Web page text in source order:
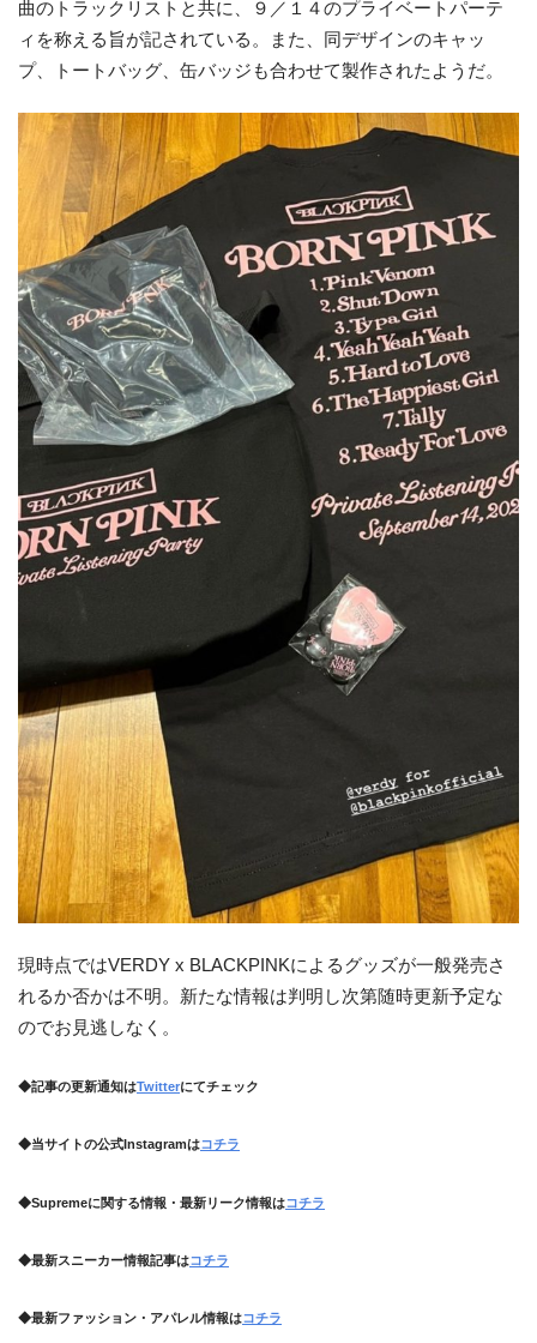
曲のトラックリストと共に、９／１４のプライベートパーテ
ィを称える旨が記されている。また、同デザインのキャッ
プ、トートバッグ、缶バッジも合わせて製作されたようだ。
現時点ではVERDY x BLACKPINKによるグッズが一般発売さ
れるか否かは不明。新たな情報は判明し次第随時更新予定な
のでお見逃しなく。
◆記事の更新通知はTwitterにてチェック
◆当サイトの公式Instagramはコチラ
◆Supremeに関する情報・最新リーク情報はコチラ
◆最新スニーカー情報記事はコチラ
◆最新ファッション・アパレル情報はコチラ